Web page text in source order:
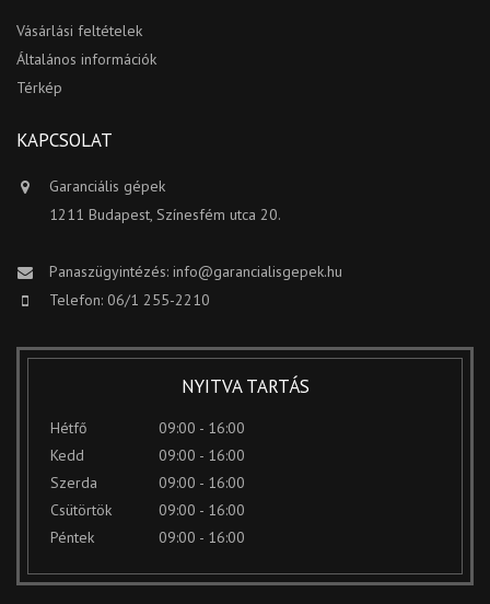
Vásárlási feltételek
Általános információk
Térkép
KAPCSOLAT
Garanciális gépek
1211 Budapest, Színesfém utca 20.
Panaszügyintézés: info@garancialisgepek.hu
Telefon: 06/1 255-2210
NYITVA TARTÁS
Hétfő
09:00 - 16:00
Kedd
09:00 - 16:00
Szerda
09:00 - 16:00
Csütörtök
09:00 - 16:00
Péntek
09:00 - 16:00